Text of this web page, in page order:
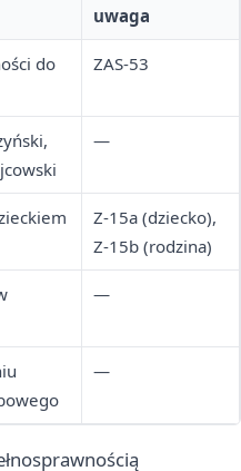
uwaga
do
ZAS-53
—
Z-15a (dziecko),
Z-15b (rodzina)
—
—